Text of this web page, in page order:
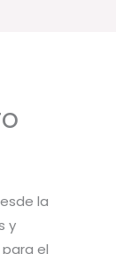
la
y
el